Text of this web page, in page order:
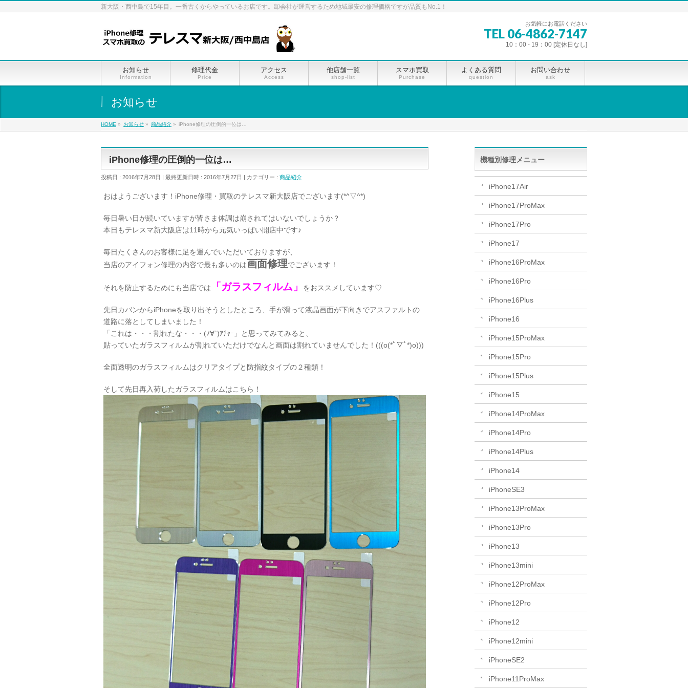
新大阪・西中島で15年目。一番古くからやっているお店です。卸会社が運営するため地域最安の修理価格ですが品質もNo.1！
お気軽にお電話ください
TEL 06-4862-7147
10：00 - 19：00 [定休日なし]
お知らせ
Information
修理代金
Price
アクセス
Access
他店舗一覧
shop-list
スマホ買取
Purchase
よくある質問
question
お問い合わせ
ask
お知らせ
HOME » お知らせ » 商品紹介 » iPhone修理の圧倒的一位は…
iPhone修理の圧倒的一位は…
投稿日 : 2016年7月28日 最終更新日時 : 2016年7月27日 カテゴリー : 商品紹介
おはようございます！iPhone修理・買取のテレスマ新大阪店でございます(*^▽^*)
毎日暑い日が続いていますが皆さま体調は崩されてはいないでしょうか？
本日もテレスマ新大阪店は11時から元気いっぱい開店中です♪
毎日たくさんのお客様に足を運んでいただいておりますが、
当店のアイフォン修理の内容で最も多いのは画面修理でございます！
それを防止するためにも当店では 「ガラスフィルム」 をおススメしています♡
先日カバンからiPhoneを取り出そうとしたところ、手が滑って液晶画面が下向きでアスファルトの
道路に落としてしまいました！
「これは・・・割れたな・・・(ﾉ∀`)ｱﾁｬｰ」と思ってみてみると、
貼っていたガラスフィルムが割れていただけでなんと画面は割れていませんでした！(((o(*ﾟ▽ﾟ*)o)))
全面透明のガラスフィルムはクリアタイプと防指紋タイプの２種類！
そして先日再入荷したガラスフィルムはこちら！
機種別修理メニュー
iPhone17Air
iPhone17ProMax
iPhone17Pro
iPhone17
iPhone16ProMax
iPhone16Pro
iPhone16Plus
iPhone16
iPhone15ProMax
iPhone15Pro
iPhone15Plus
iPhone15
iPhone14ProMax
iPhone14Pro
iPhone14Plus
iPhone14
iPhoneSE3
iPhone13ProMax
iPhone13Pro
iPhone13
iPhone13mini
iPhone12ProMax
iPhone12Pro
iPhone12
iPhone12mini
iPhoneSE2
iPhone11ProMax